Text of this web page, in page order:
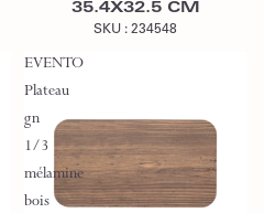
35.4X32.5 CM
SKU : 234548
EVENTO
Plateau
gn
1/3
mélamine
bois